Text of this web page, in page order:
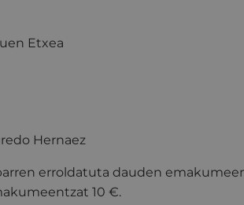
Etxea
Hernaez
erroldatuta dauden
10 €.